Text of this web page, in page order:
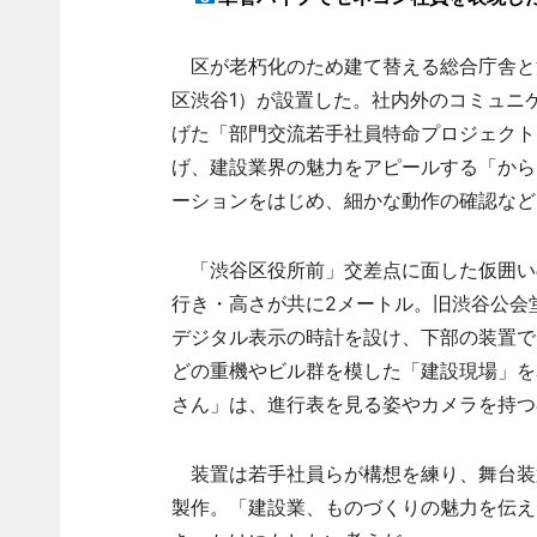
区が老朽化のため建て替える総合庁舎
区渋谷1）が設置した。社内外のコミュ
げた「部門交流若手社員特命プロジェク
げ、建設業界の魅力をアピールする「か
ーションをはじめ、細かな動作の確認な
「渋谷区役所前」交差点に面した仮囲
行き・高さが共に2メートル。旧渋谷公
デジタル表示の時計を設け、下部の装置
どの重機やビル群を模した「建設現場」
さん」は、進行表を見る姿やカメラを持
装置は若手社員らが構想を練り、舞台
製作。「建設業、ものづくりの魅力を伝